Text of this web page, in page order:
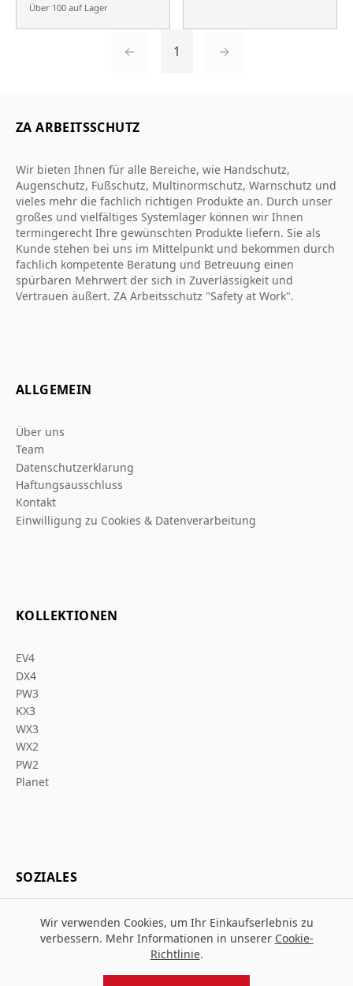
Über 100 auf Lager
← 1 →
ZA ARBEITSSCHUTZ
Wir bieten Ihnen für alle Bereiche, wie Handschutz,
Augenschutz, Fußschutz, Multinormschutz, Warnschutz und
vieles mehr die fachlich richtigen Produkte an. Durch unser
großes und vielfältiges Systemlager können wir Ihnen
termingerecht Ihre gewünschten Produkte liefern. Sie als
Kunde stehen bei uns im Mittelpunkt und bekommen durch
fachlich kompetente Beratung und Betreuung einen
spürbaren Mehrwert der sich in Zuverlässigkeit und
Vertrauen äußert. ZA Arbeitsschutz "Safety at Work".
ALLGEMEIN
Über uns
Team
Datenschutzerklarung
Haftungsausschluss
Kontakt
Einwilligung zu Cookies & Datenverarbeitung
KOLLEKTIONEN
EV4
DX4
PW3
KX3
WX3
WX2
PW2
Planet
SOZIALES
Wir verwenden Cookies, um Ihr Einkaufserlebnis zu
verbessern. Mehr Informationen in unserer Cookie-
Richtlinie.